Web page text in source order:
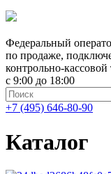
Федеральный
по продаже,
контрольно-кассовой
с 9:00 до 18:00
+7 (495) 646-80-90
Каталог